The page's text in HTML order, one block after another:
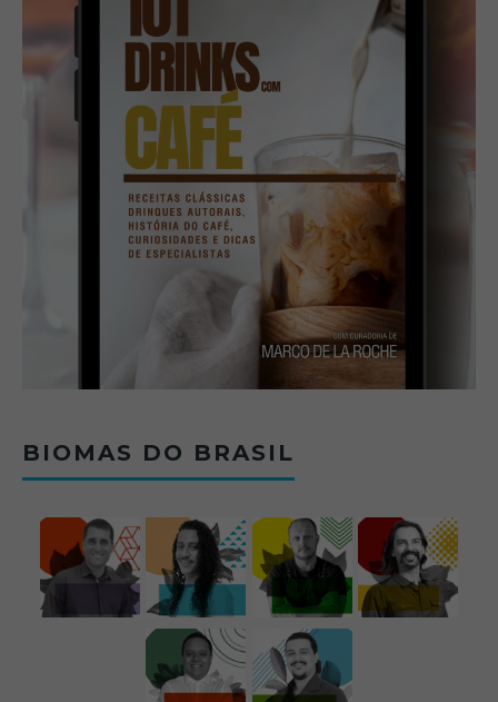
BIOMAS DO BRASIL